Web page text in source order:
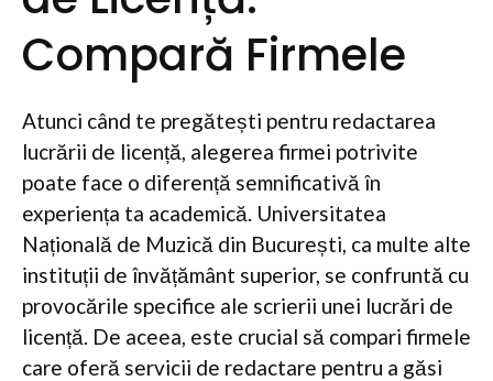
Compară Firmele
Atunci când te pregătești pentru redactarea
lucrării de licență, alegerea firmei potrivite
poate face o diferență semnificativă în
experiența ta academică. Universitatea
Națională de Muzică din București, ca multe alte
instituții de învățământ superior, se confruntă cu
provocările specifice ale scrierii unei lucrări de
licență. De aceea, este crucial să compari firmele
care oferă servicii de redactare pentru a găsi